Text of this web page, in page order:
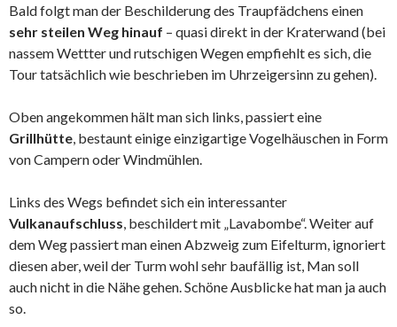
Bald folgt man der Beschilderung des Traupfädchens einen
sehr steilen Weg hinauf – quasi direkt in der Kraterwand (bei
nassem Wettter und rutschigen Wegen empfiehlt es sich, die
Tour tatsächlich wie beschrieben im Uhrzeigersinn zu gehen).
Oben angekommen hält man sich links, passiert eine
Grillhütte , bestaunt einige einzigartige Vogelhäuschen in Form
von Campern oder Windmühlen.
Links des Wegs befindet sich ein interessanter
Vulkanaufschluss , beschildert mit „Lavabombe“. Weiter auf
dem Weg passiert man einen Abzweig zum Eifelturm, ignoriert
diesen aber, weil der Turm wohl sehr baufällig ist, Man soll
auch nicht in die Nähe gehen. Schöne Ausblicke hat man ja auch
so.